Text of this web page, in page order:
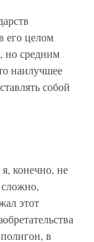
его целом
но средним
наилучшее
собой
конечно, не
этот
в